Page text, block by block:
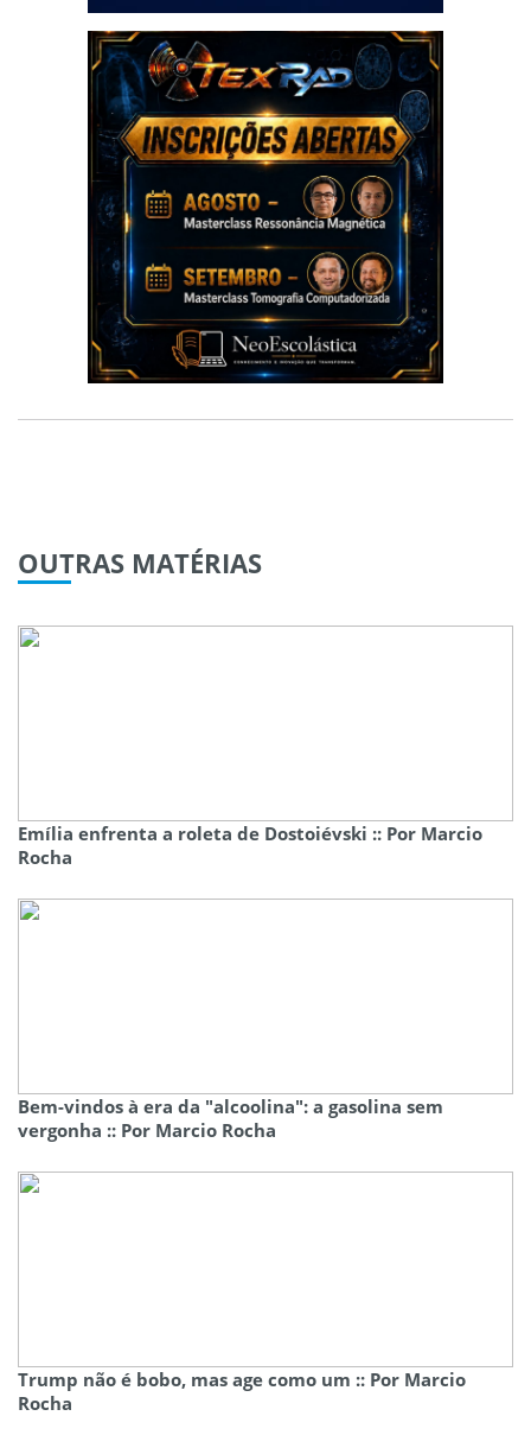
OUTRAS MATÉRIAS
Emília enfrenta a roleta de Dostoiévski :: Por Marcio
Rocha
Bem-vindos à era da "alcoolina": a gasolina sem
vergonha :: Por Marcio Rocha
Trump não é bobo, mas age como um :: Por Marcio
Rocha